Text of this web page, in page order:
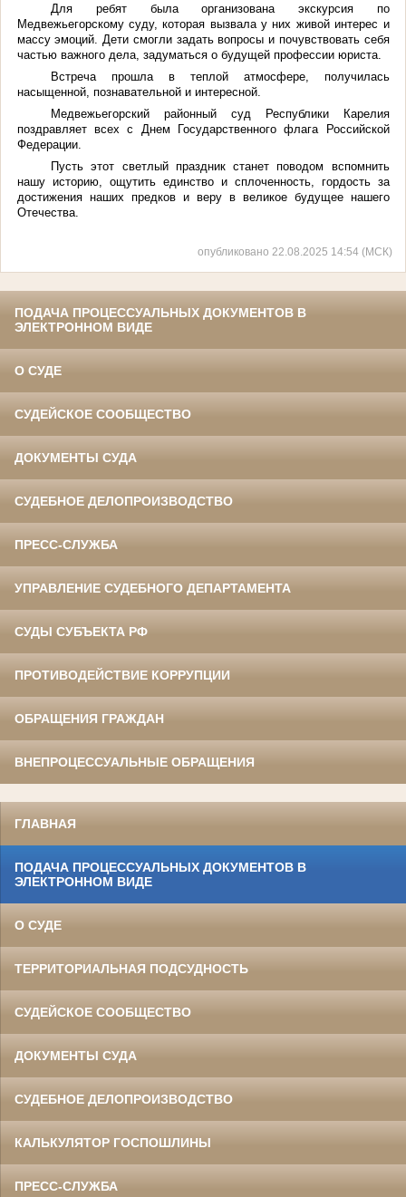
Для ребят была организована экскурсия по
Медвежьегорскому суду, которая вызвала у них живой интерес и
массу эмоций. Дети смогли задать вопросы и почувствовать себя
частью важного дела, задуматься о будущей профессии юриста.
Встреча прошла в теплой атмосфере, получилась
насыщенной, познавательной и интересной.
Медвежьегорский районный суд Республики Карелия
поздравляет всех с Днем Государственного флага Российской
Федерации.
Пусть этот светлый праздник станет поводом вспомнить
нашу историю, ощутить единство и сплоченность, гордость за
достижения наших предков и веру в великое будущее нашего
Отечества.
опубликовано 22.08.2025 14:54 (МСК)
ПОДАЧА ПРОЦЕССУАЛЬНЫХ ДОКУМЕНТОВ В
ЭЛЕКТРОННОМ ВИДЕ
О СУДЕ
СУДЕЙСКОЕ СООБЩЕСТВО
ДОКУМЕНТЫ СУДА
СУДЕБНОЕ ДЕЛОПРОИЗВОДСТВО
ПРЕСС-СЛУЖБА
УПРАВЛЕНИЕ СУДЕБНОГО ДЕПАРТАМЕНТА
СУДЫ СУБЪЕКТА РФ
ПРОТИВОДЕЙСТВИЕ КОРРУПЦИИ
ОБРАЩЕНИЯ ГРАЖДАН
ВНЕПРОЦЕССУАЛЬНЫЕ ОБРАЩЕНИЯ
ГЛАВНАЯ
ПОДАЧА ПРОЦЕССУАЛЬНЫХ ДОКУМЕНТОВ В
ЭЛЕКТРОННОМ ВИДЕ
О СУДЕ
ТЕРРИТОРИАЛЬНАЯ ПОДСУДНОСТЬ
СУДЕЙСКОЕ СООБЩЕСТВО
ДОКУМЕНТЫ СУДА
СУДЕБНОЕ ДЕЛОПРОИЗВОДСТВО
КАЛЬКУЛЯТОР ГОСПОШЛИНЫ
ПРЕСС-СЛУЖБА